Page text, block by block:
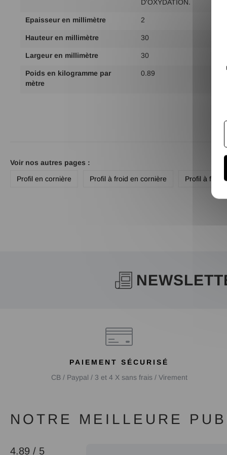
D'OXYDATION.
Epaisseur en millimètre 2
Hauteur en millimètre 30
Largeur en millimètre 30
Poids en kilogramme par
mètre
0.89
Voir nos autres pages :
Profil en cornière
Profil à froid en cornière Profil à froid
PAIEMENT SÉCURISÉ
CB / Paypal / 3 et 4 X sans frais / Virement
NOTRE MEILLEURE
4.89 / 5